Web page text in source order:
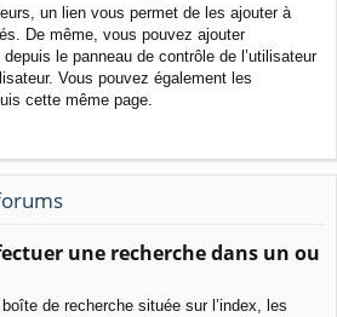
un lien vous permet de les ajouter à
De même, vous pouvez ajouter
le panneau de contrôle de l’utilisateur
Vous pouvez également les
cette même page.
une recherche dans un ou
de recherche située sur l’index, les